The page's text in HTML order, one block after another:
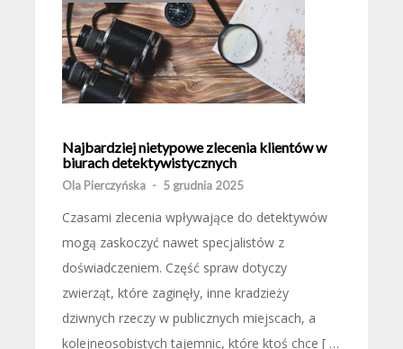
Najbardziej nietypowe zlecenia klientów w
biurach detektywistycznych
Ola Pierczyńska - 5 grudnia 2025
Czasami zlecenia wpływające do detektywów
mogą zaskoczyć nawet specjalistów z
doświadczeniem. Część spraw dotyczy
zwierząt, które zaginęły, inne kradzieży
dziwnych rzeczy w publicznych miejscach, a
kolejneosobistych tajemnic, które ktoś chce [ …